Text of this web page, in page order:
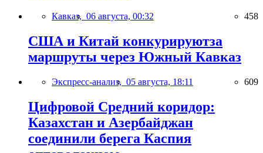
Кавказ, 06 августа, 00:32 458
США и Китай конкурируютза
маршруты через Южный Кавказ
Экспресс-анализ, 05 августа, 18:11 609
Цифровой Средний коридор:
Казахстан и Азербайджан
соединили берега Каспия